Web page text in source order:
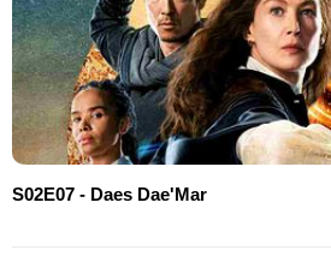
S02E07 - Daes Dae'Mar